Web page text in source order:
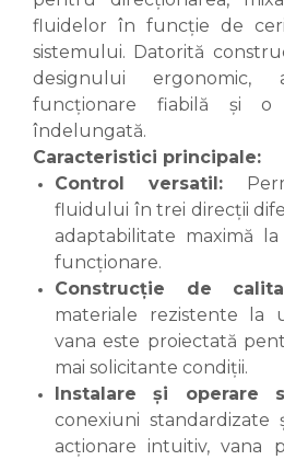
fluidelor în funcție de
sistemului. Datorită
designului ergonomic,
funcționare fiabilă și
îndelungată.
Caracteristici principale:
Control versatil:
fluidului în trei direcții
adaptabilitate maximă
funcționare.
Construcție de
materiale rezistente la
vana este proiectată
mai solicitante condiții.
Instalare și operare
conexiuni standardizate
acționare intuitiv, vana